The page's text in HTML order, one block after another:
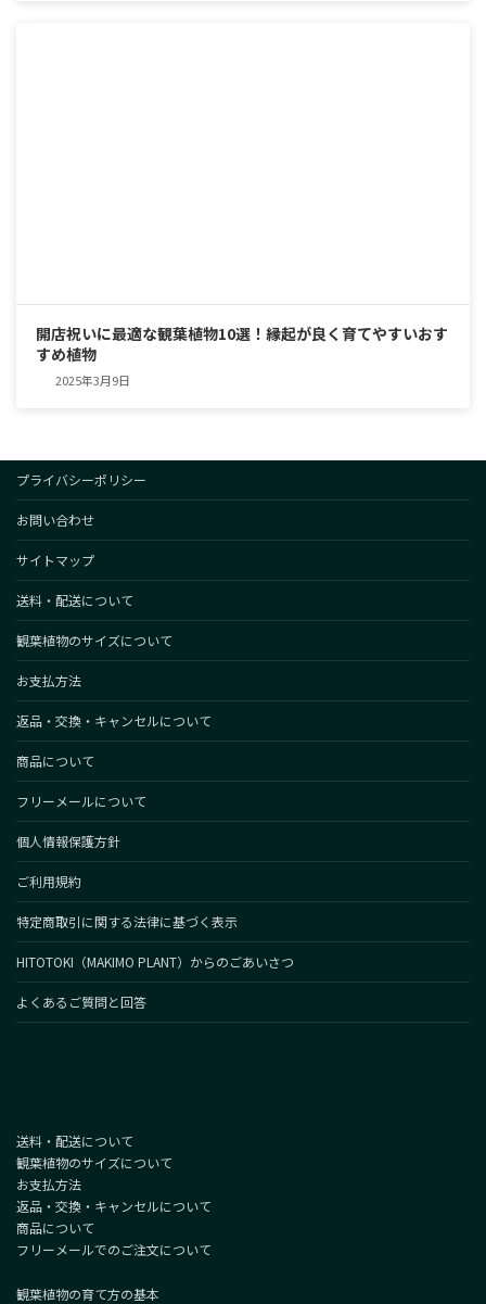
開店祝いに最適な観葉植物10選！縁起が良く育てやすいおす
すめ植物
2025年3月9日
プライバシーポリシー
お問い合わせ
サイトマップ
送料・配送について
観葉植物のサイズについて
お支払方法
返品・交換・キャンセルについて
商品について
フリーメールについて
個人情報保護方針
ご利用規約
特定商取引に関する法律に基づく表示
HITOTOKI（MAKIMO PLANT）からのごあいさつ
よくあるご質問と回答
送料・配送について
観葉植物のサイズについて
お支払方法
返品・交換・キャンセルについて
商品について
フリーメールでのご注文について
観葉植物の育て方の基本